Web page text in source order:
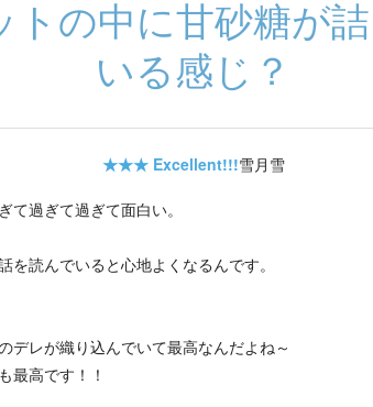
トの中に甘砂糖が
いる感じ？
★★★ Excellent!!!雪月雪
過ぎて過ぎて面白い。
読んでいると心地よくなるんです。
デレが織り込んでいて最高なんだよね～
最高です！！